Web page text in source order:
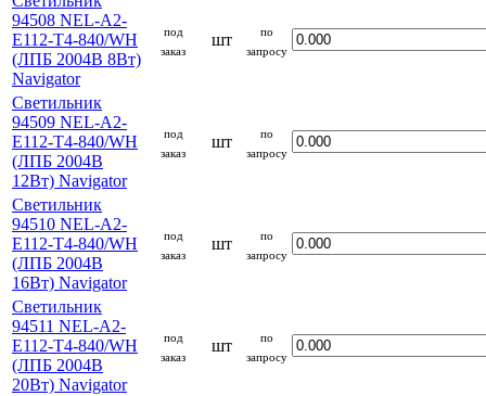
94508 NEL-A2-
E112-T4-840/WH
(ЛПБ 2004В 8Вт)
Navigator
под
заказ
шт
по
запросу
Светильник
94509 NEL-A2-
E112-T4-840/WH
(ЛПБ 2004В
12Вт) Navigator
под
заказ
шт
по
запросу
Светильник
94510 NEL-A2-
E112-T4-840/WH
(ЛПБ 2004В
16Вт) Navigator
под
заказ
шт
по
запросу
Светильник
94511 NEL-A2-
E112-T4-840/WH
(ЛПБ 2004В
20Вт) Navigator
под
заказ
шт
по
запросу